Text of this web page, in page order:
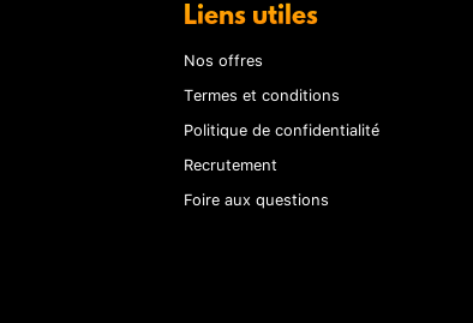
Liens utiles
Nos offres
Termes et conditions
Politique de confidentialité
Recrutement
Foire aux questions